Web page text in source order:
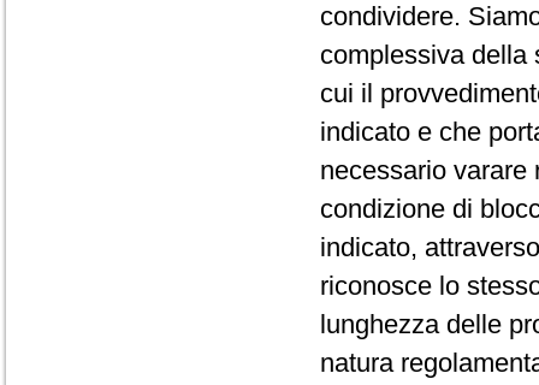
condividere.
complessiva della
cui il
indicato e che
necessario varare
condizione di
indicato,
riconosce lo
lunghezza delle
natura